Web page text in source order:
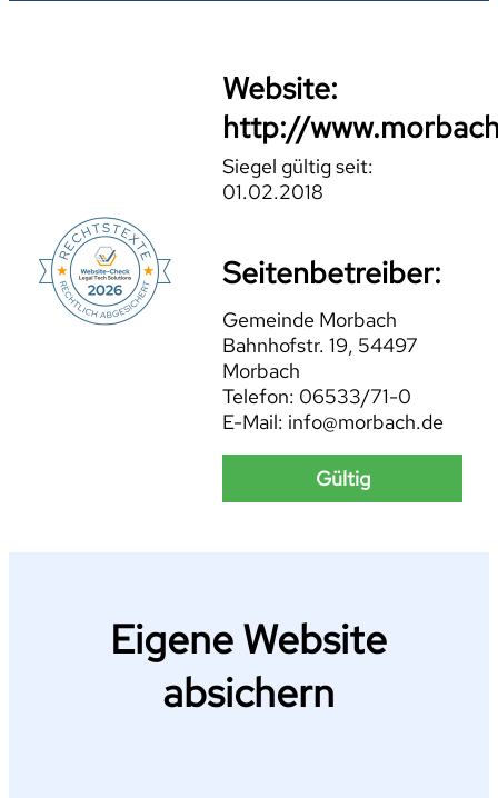
Website:
http://
Siegel gültig seit:
01.02.2018
Seitenbetreiber:
Gemeinde Morbach
Bahnhofstr. 19, 54497
Morbach
Telefon: 06533/71-0
E-Mail: info@morbach.de
Gültig
Eigene Website
absichern